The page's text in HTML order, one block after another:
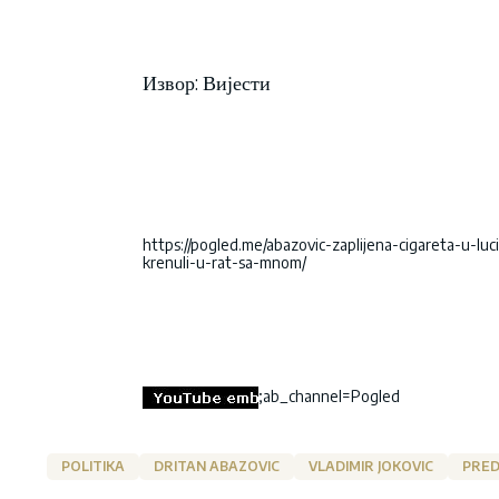
Извор: Вијести
https://pogled.me/abazovic-zaplijena-cigareta-u-
krenuli-u-rat-sa-mnom/
;ab_channel=Pogled
POLITIKA DRITAN ABAZOVIC VLADIMIR JOKOVIC